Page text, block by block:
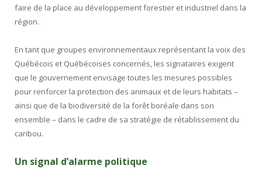
faire de la place au développement forestier et industriel dans la
région.
En tant que groupes environnementaux représentant la voix des
Québécois et Québécoises concernés, les signataires exigent
que le gouvernement envisage toutes les mesures possibles
pour renforcer la protection des animaux et de leurs habitats –
ainsi que de la biodiversité de la forêt boréale dans son
ensemble – dans le cadre de sa stratégie de rétablissement du
caribou.
Un signal d’alarme politique